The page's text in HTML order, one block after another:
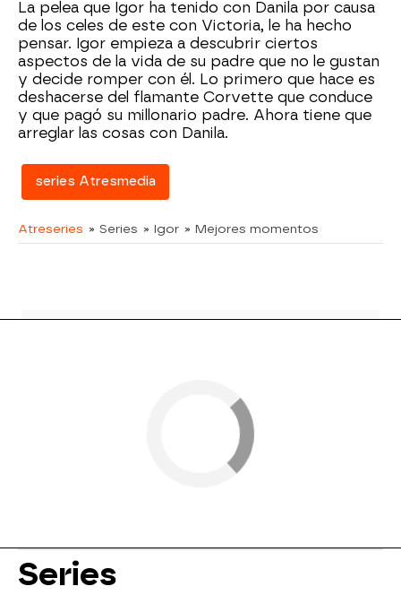
La pelea que Igor ha tenido con Danila por causa
de los celes de este con Victoria, le ha hecho
pensar. Igor empieza a descubrir ciertos
aspectos de la vida de su padre que no le gustan
y decide romper con él. Lo primero que hace es
deshacerse del flamante Corvette que conduce
y que pagó su millonario padre. Ahora tiene que
arreglar las cosas con Danila.
series Atresmedia
Atreseries » Series » Igor » Mejores momentos
Series